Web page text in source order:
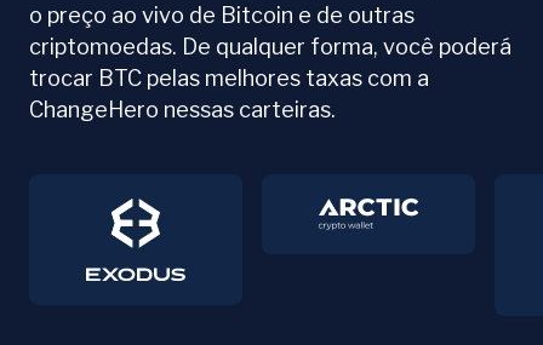
o preço ao vivo de Bitcoin e de outras
criptomoedas. De qualquer forma, você poderá
trocar BTC pelas melhores taxas com a
ChangeHero nessas carteiras.